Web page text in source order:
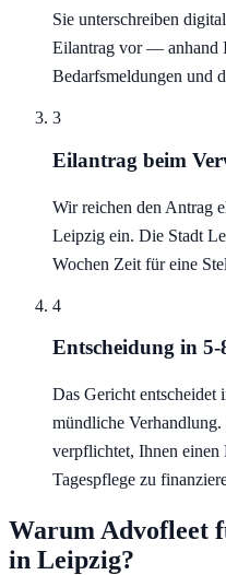
Sie unterschreiben
Eilantrag vor — anhand
Bedarfsmeldungen und
3
Eilantrag beim
Wir reichen den Antrag
Leipzig ein. Die Stadt
Wochen Zeit für eine
4
Entscheidung in 5-
Das Gericht
mündliche
verpflichtet, Ihnen einen
Tagespflege zu
Warum Advofleet
in Leipzig?